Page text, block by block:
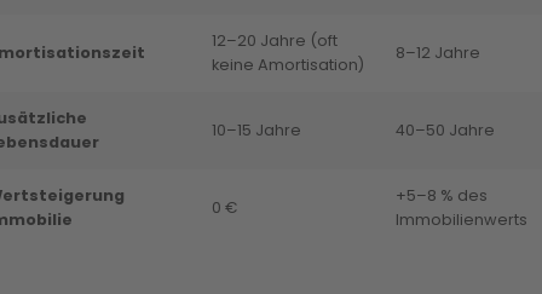
12–20 Jahre (oft
keine Amortisation)
8–12 Jahre
10–15 Jahre 40–50 Jahre
0 €
+5–8 % des
Immobilienwerts